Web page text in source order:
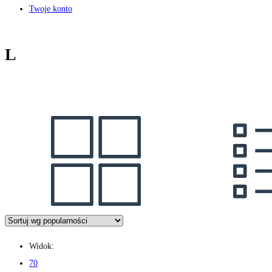
Twoje konto
L
Widok:
70